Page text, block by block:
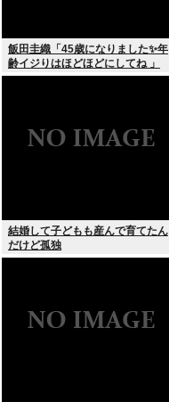
飯田圭織「45歳になりました✨年
齢イジりはほどほどにしてね 」
結婚して子どもも産んで育てたん
だけど孤独